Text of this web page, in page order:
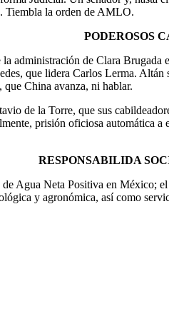
Tiembla la orden de AMLO.
PODEROSOS
administración de Clara
que lidera Carlos Lerma.
China avanza, ni hablar.
de la Torre, que sus
prisión oficiosa automática
RESPONSABILIDA
Agua Neta Positiva en México;
y agronómica, así como